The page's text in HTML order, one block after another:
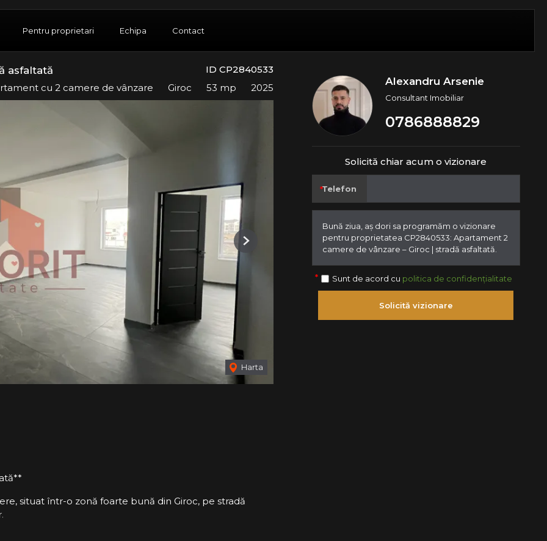
Pentru proprietari Echipa Contact
ID CP2840533
asfaltată
cu 2 camere de vânzare Giroc 53 mp 2025
Harta
Next
situat într-o zonă foarte bună din Giroc, pe stradă
Alexandru Arsenie
Consultant Imobiliar
0786888829
Solicită chiar acum o vizionare
Telefon
Sunt de acord cu politica de confidențialitate
Solicită vizionare